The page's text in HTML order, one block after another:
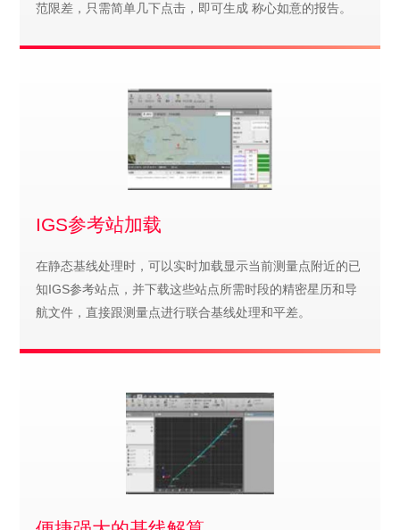
范限差，只需简单几下点击，即可生成 称心如意的报告。
IGS参考站加载
在静态基线处理时，可以实时加载显示当前测量点附近的已
知IGS参考站点，并下载这些站点所需时段的精密星历和导
航文件，直接跟测量点进行联合基线处理和平差。